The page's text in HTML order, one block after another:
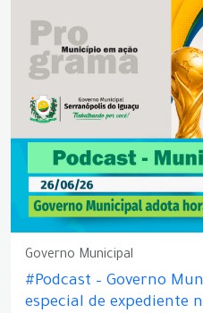
Governo Municipal
#Podcast – Governo
especial de expediente